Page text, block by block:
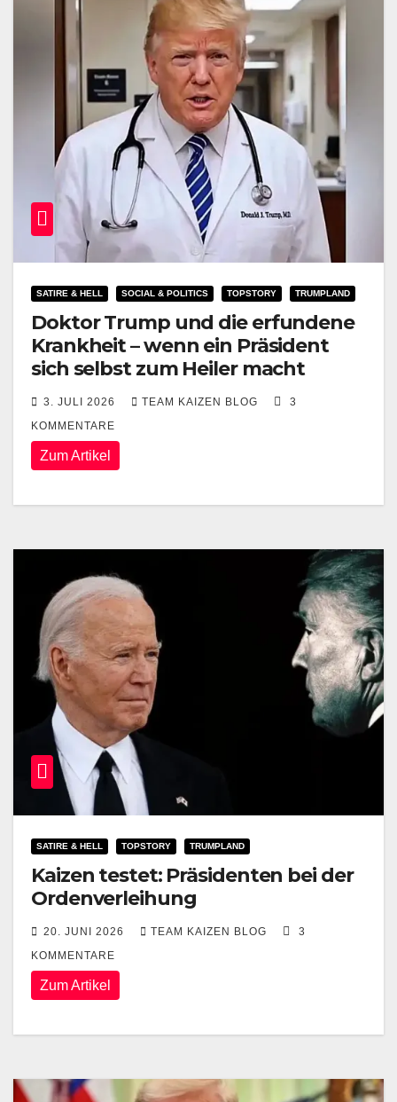
SATIRE & HELL SOCIAL & POLITICS TOPSTORY TRUMPLAND
Doktor Trump und die erfundene
Krankheit – wenn ein Präsident
sich selbst zum Heiler macht
3. JULI 2026 TEAM KAIZEN BLOG
3
KOMMENTARE
Zum Artikel
SATIRE & HELL TOPSTORY TRUMPLAND
Kaizen testet: Präsidenten bei der
Ordenverleihung
20. JUNI 2026 TEAM KAIZEN BLOG
3
KOMMENTARE
Zum Artikel